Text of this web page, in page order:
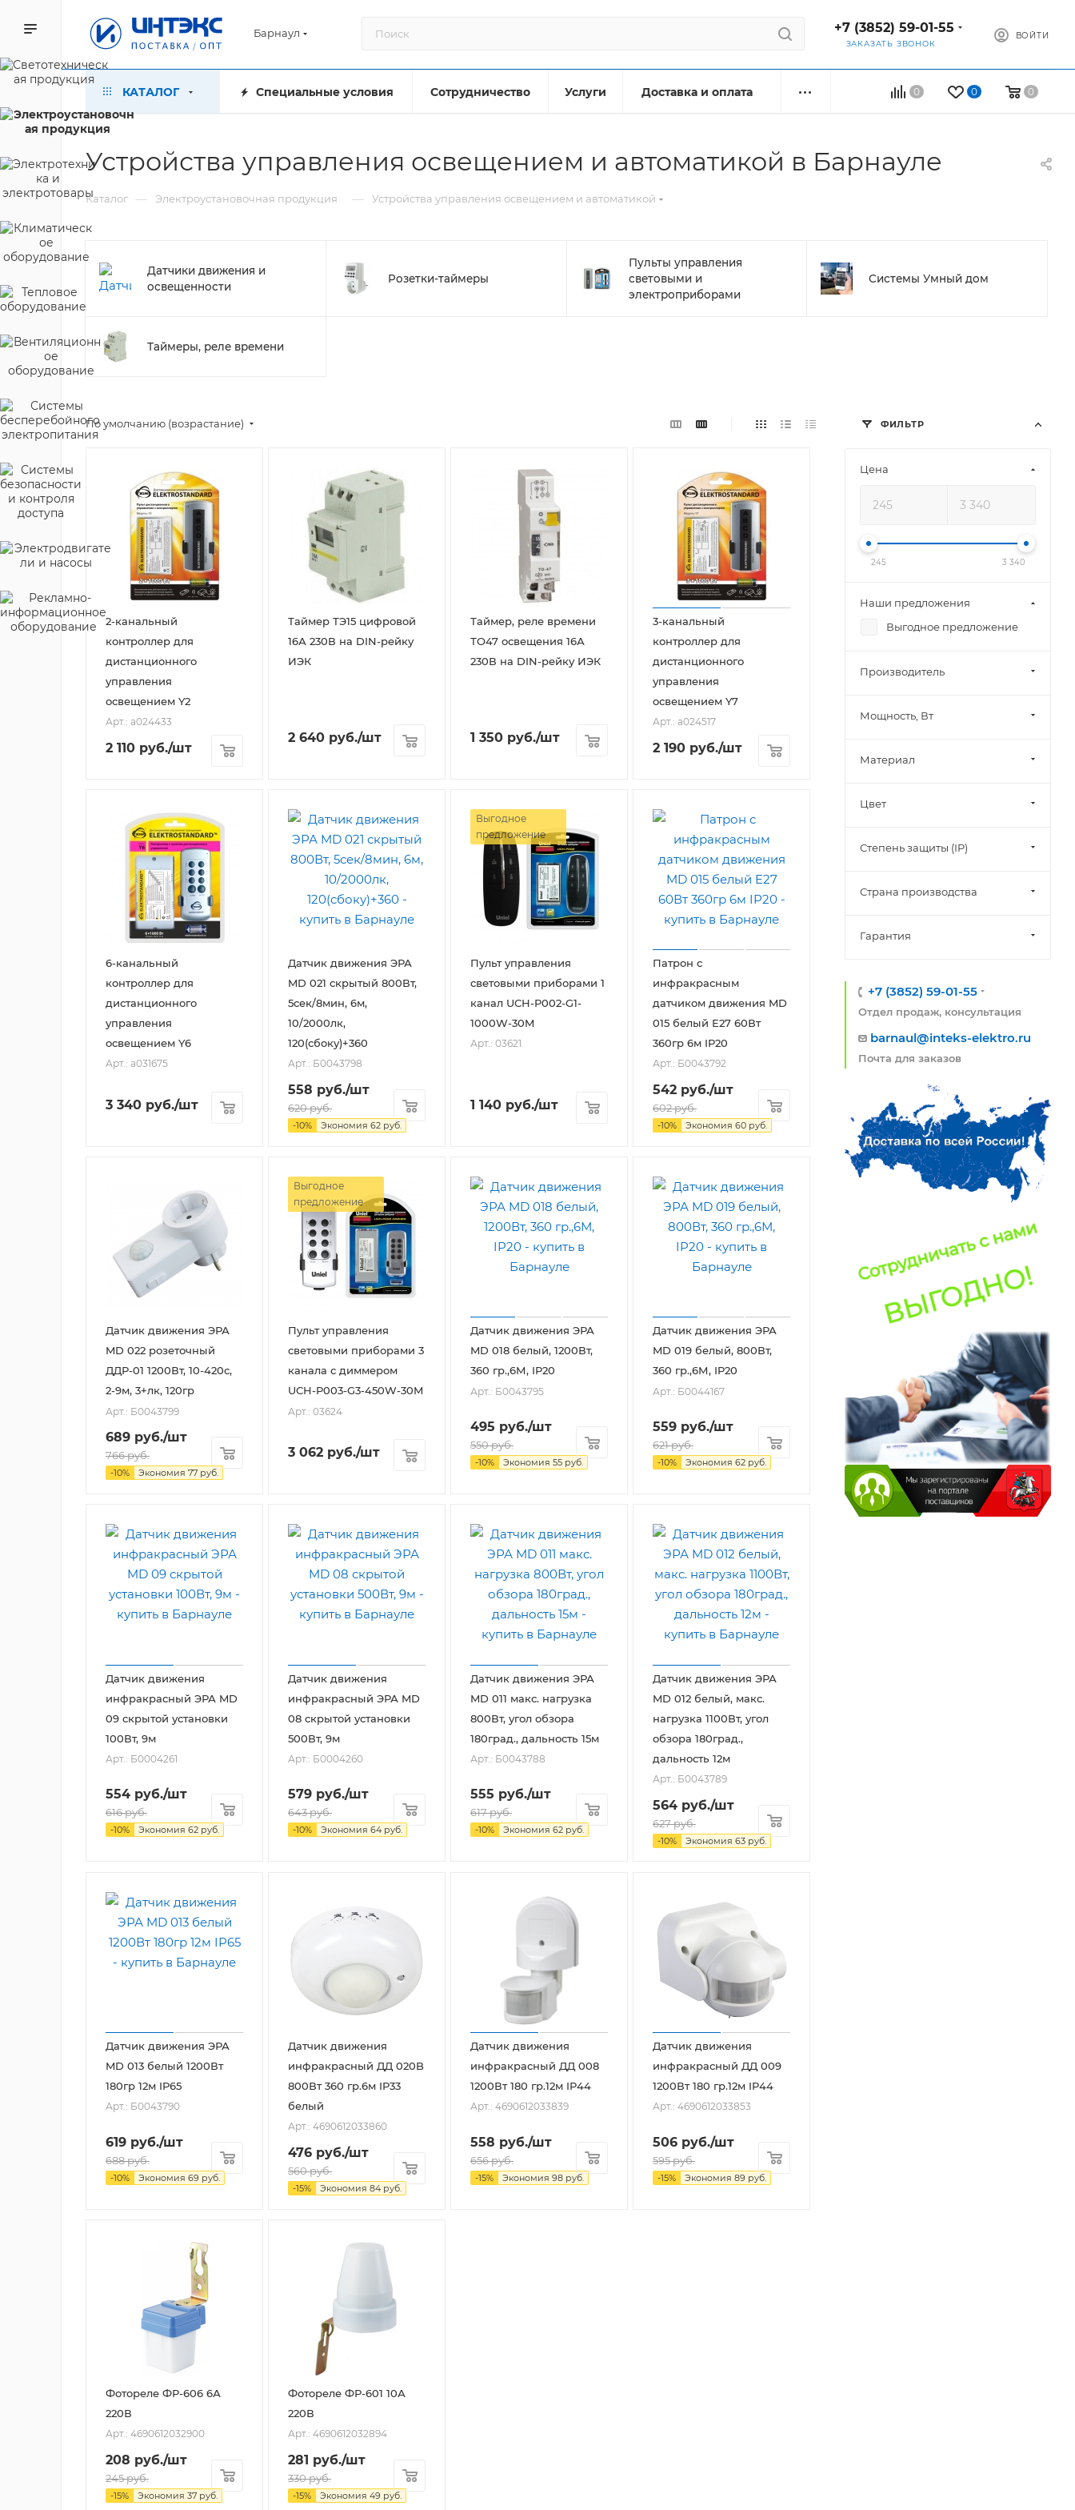
Барнаул +7 (3852) 59-01-55
ЗАКАЗАТЬ ЗВОНОК
ВОЙТИ
0 0 0
КАТАЛОГ Специальные условия Сотрудничество Услуги Доставка и оплата
Устройства управления освещением и автоматикой в Барнауле
Каталог — Электроустановочная продукция — Устройства управления освещением и автоматикой
Датчики движения и
освещенности
Розетки-таймеры
Пульты управления
световыми и
электроприборами
Системы Умный дом
Таймеры, реле времени
По умолчанию (возрастание)
2-канальный
контроллер для
дистанционного
управления
освещением Y2
Арт.: a024433
2 110 руб./шт
Таймер ТЭ15 цифровой
16А 230В на DIN-рейку
ИЭК
2 640 руб./шт
Таймер, реле времени
ТО47 освещения 16А
230В на DIN-рейку ИЭК
1 350 руб./шт
3-канальный
контроллер для
дистанционного
управления
освещением Y7
Арт.: a024517
2 190 руб./шт
6-канальный
контроллер для
дистанционного
управления
освещением Y6
Арт.: a031675
3 340 руб./шт
Датчик движения ЭРА
MD 021 скрытый 800Вт,
5сек/8мин, 6м,
10/2000лк,
120(сбоку)+360
Арт.: Б0043798
558 руб./шт
620руб.
-10% Экономия 62 руб.
Выгодное
предложение
Пульт управления
световыми приборами 1
канал UCH-P002-G1-
1000W-30M
Арт.: 03621
1 140 руб./шт
Патрон с
инфракрасным
датчиком движения MD
015 белый E27 60Вт
360гр 6м IP20
Арт.: Б0043792
542 руб./шт
602руб.
-10% Экономия 60 руб.
Датчик движения ЭРА
MD 022 розеточный
ДДР-01 1200Вт, 10-420с,
2-9м, 3+лк, 120гр
Арт.: Б0043799
689 руб./шт
766руб.
-10% Экономия 77 руб.
Выгодное
предложение
Пульт управления
световыми приборами 3
канала с диммером
UCH-P003-G3-450W-30M
Арт.: 03624
3 062 руб./шт
Датчик движения ЭРА
MD 018 белый, 1200Вт,
360 гр.,6М, IP20
Арт.: Б0043795
495 руб./шт
550руб.
-10% Экономия 55 руб.
Датчик движения ЭРА
MD 019 белый, 800Вт,
360 гр.,6М, IP20
Арт.: Б0044167
559 руб./шт
621руб.
-10% Экономия 62 руб.
Датчик движения
инфракрасный ЭРА MD
09 скрытой установки
100Вт, 9м
Арт.: Б0004261
554 руб./шт
616руб.
-10% Экономия 62 руб.
Датчик движения
инфракрасный ЭРА MD
08 скрытой установки
500Вт, 9м
Арт.: Б0004260
579 руб./шт
643руб.
-10% Экономия 64 руб.
Датчик движения ЭРА
MD 011 макс. нагрузка
800Вт, угол обзора
180град., дальность 15м
Арт.: Б0043788
555 руб./шт
617руб.
-10% Экономия 62 руб.
Датчик движения ЭРА
MD 012 белый, макс.
нагрузка 1100Вт, угол
обзора 180град.,
дальность 12м
Арт.: Б0043789
564 руб./шт
627руб.
-10% Экономия 63 руб.
Датчик движения ЭРА
MD 013 белый 1200Вт
180гр 12м IP65
Арт.: Б0043790
619 руб./шт
688руб.
-10% Экономия 69 руб.
Датчик движения
инфракрасный ДД 020B
800Вт 360 гр.6м IP33
белый
Арт.: 4690612033860
476 руб./шт
560руб.
-15% Экономия 84 руб.
Датчик движения
инфракрасный ДД 008
1200Вт 180 гр.12м IP44
Арт.: 4690612033839
558 руб./шт
656руб.
-15% Экономия 98 руб.
Датчик движения
инфракрасный ДД 009
1200Вт 180 гр.12м IP44
Арт.: 4690612033853
506 руб./шт
595руб.
-15% Экономия 89 руб.
Фотореле ФР-606 6А
220В
Арт.: 4690612032900
208 руб./шт
245руб.
-15% Экономия 37 руб.
Фотореле ФР-601 10А
220В
Арт.: 4690612032894
281 руб./шт
330руб.
-15% Экономия 49 руб.
ФИЛЬТР
Цена
245 3 340
Наши предложения
Выгодное предложение
Производитель
Мощность, Вт
Материал
Цвет
Степень защиты (IP)
Страна производства
Гарантия
+7 (3852) 59-01-55
Отдел продаж, консультация
barnaul@inteks-elektro.ru
Почта для заказов